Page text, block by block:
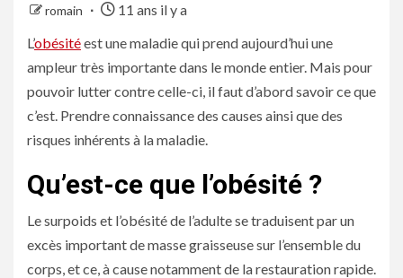
romain
11 ans il y a
L’obésitéest une maladie qui prend aujourd’hui une
ampleur très importante dans le monde entier. Mais pour
pouvoir lutter contre celle-ci, il faut d’abord savoir ce que
c’est. Prendre connaissance des causes ainsi que des
risques inhérents à la maladie.
Qu’est-ce que l’obésité ?
Le surpoids et l’obésité de l’adulte se traduisent par un
excès important de masse graisseuse sur l’ensemble du
corps, et ce, à cause notamment de la restauration rapide.